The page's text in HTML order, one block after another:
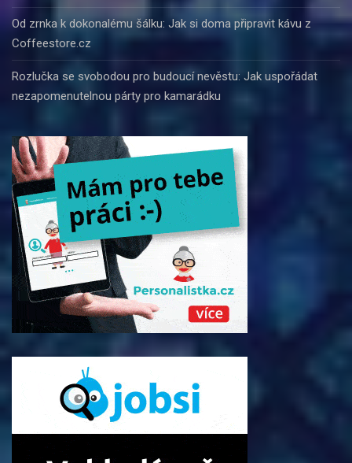
Od zrnka k dokonalému šálku: Jak si doma připravit kávu z
Coffeestore.cz
Rozlučka se svobodou pro budoucí nevěstu: Jak uspořádat
nezapomenutelnou párty pro kamarádku